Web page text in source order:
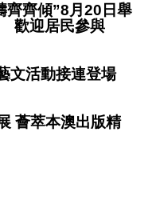
齊齊傾”8月20日舉
歡迎居民參與
文活動接連登場
薈萃本澳出版精